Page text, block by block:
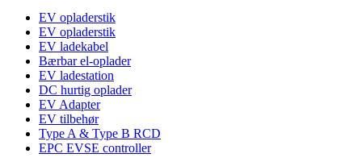
EV opladerstik
EV opladerstik
EV ladekabel
Bærbar el-oplader
EV ladestation
DC hurtig oplader
EV Adapter
EV tilbehør
Type A & Type B RCD
EPC EVSE controller